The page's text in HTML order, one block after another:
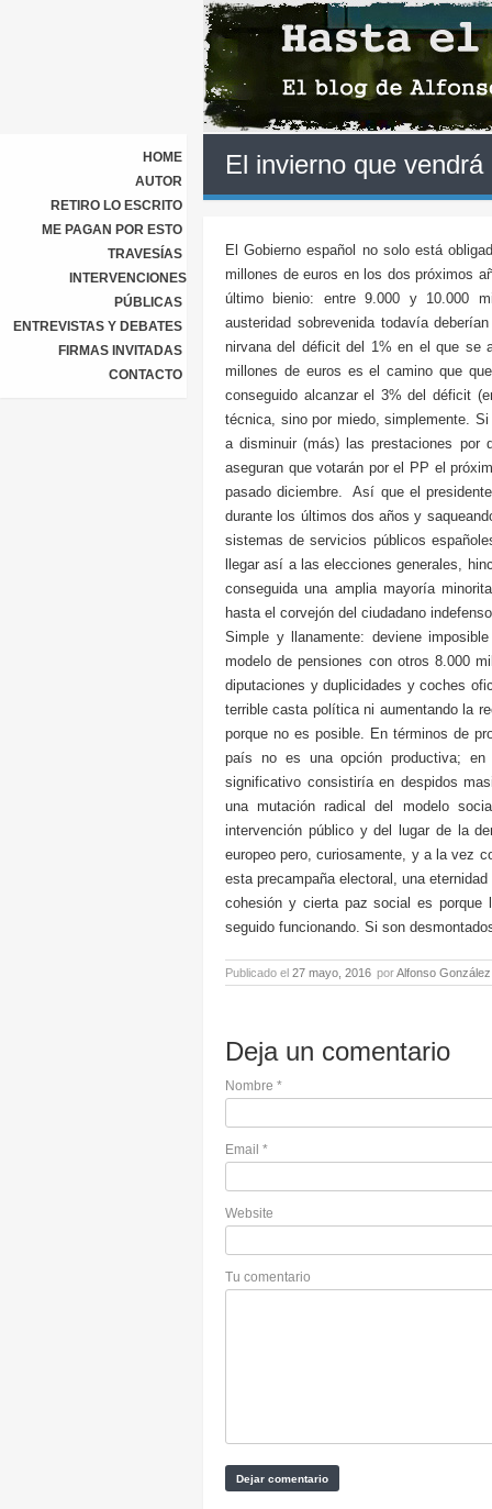
HOME
AUTOR
RETIRO LO ESCRITO
ME PAGAN POR ESTO
TRAVESÍAS
INTERVENCIONES
PÚBLICAS
ENTREVISTAS Y DEBATES
FIRMAS INVITADAS
CONTACTO
El invierno que vendrá
El Gobierno español no solo está
millones de euros en los dos próximos
último bienio: entre 9.000 y 10.000
austeridad sobrevenida todavía
nirvana del déficit del 1% en el que se
millones de euros es el camino que
conseguido alcanzar el 3% del déficit
técnica, sino por miedo, simplemente.
a disminuir (más) las prestaciones
aseguran que votarán por el PP el
pasado diciembre. Así que el
durante los últimos dos años y
sistemas de servicios públicos
llegar así a las elecciones generales,
conseguida una amplia mayoría
hasta el corvejón del ciudadano
Simple y llanamente: deviene
modelo de pensiones con otros 8.000
diputaciones y duplicidades y coches
terrible casta política ni aumentando la
porque no es posible. En términos de
país no es una opción productiva;
significativo consistiría en despidos
una mutación radical del modelo
intervención público y del lugar de la
europeo pero, curiosamente, y a la vez
esta precampaña electoral, una
cohesión y cierta paz social es porque
seguido funcionando. Si son
Publicado el 27 mayo, 2016 porAlfonso
Deja un comentario
Nombre *
Email *
Website
Tu comentario